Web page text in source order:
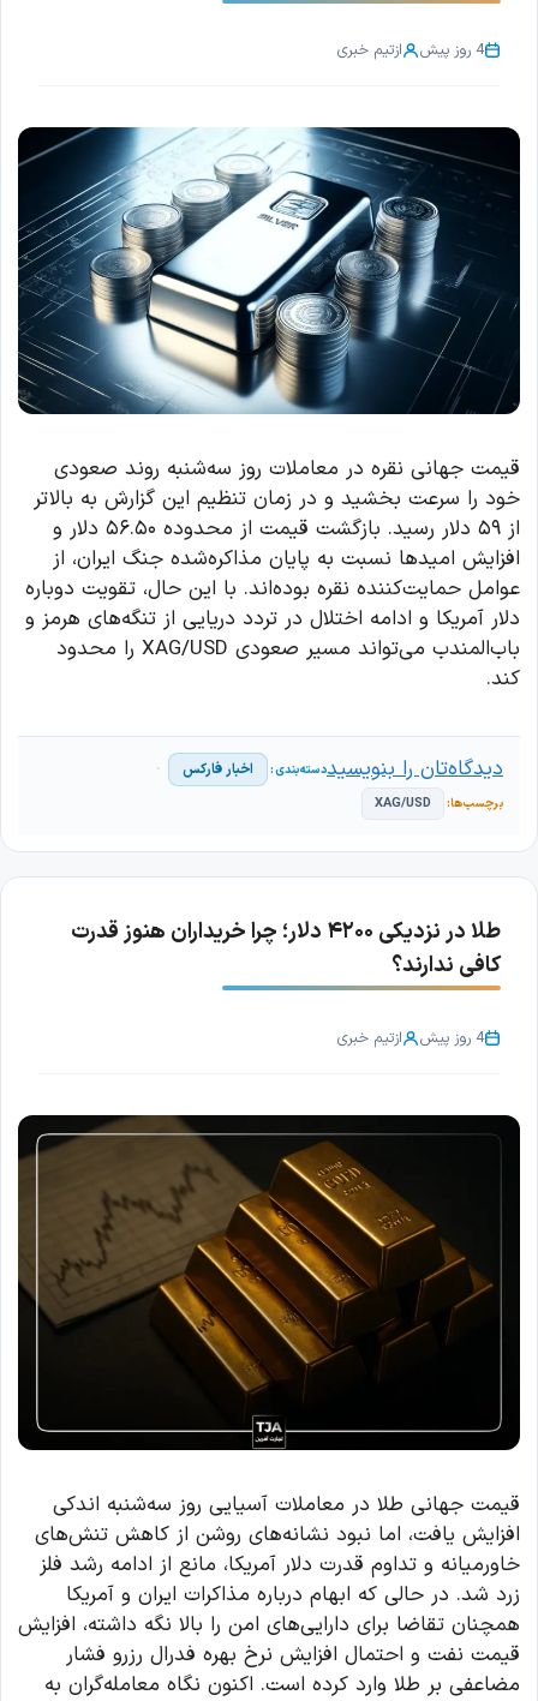
4 روز پیش ازتیم خبری
قیمت جهانی نقره در معاملات روز سه‌شنبه روند صعودی
خود را سرعت بخشید و در زمان تنظیم این گزارش به بالاتر
از ۵۹ دلار رسید. بازگشت قیمت از محدوده ۵۶.۵۰ دلار و
افزایش امیدها نسبت به پایان مذاکره‌شده جنگ ایران، از
عوامل حمایت‌کننده نقره بوده‌اند. با این حال، تقویت دوباره
دلار آمریکا و ادامه اختلال در تردد دریایی از تنگه‌های هرمز و
باب‌المندب می‌تواند مسیر صعودی XAG/USD را محدود
کند.
اخبار فارکس
XAG/USD
دیدگاه‌تان را بنویسید
طلا در نزدیکی ۴۲۰۰ دلار؛ چرا خریداران هنوز قدرت
کافی ندارند؟
4 روز پیش ازتیم خبری
قیمت جهانی طلا در معاملات آسیایی روز سه‌شنبه اندکی
افزایش یافت، اما نبود نشانه‌های روشن از کاهش تنش‌های
خاورمیانه و تداوم قدرت دلار آمریکا، مانع از ادامه رشد فلز
زرد شد. در حالی که ابهام درباره مذاکرات ایران و آمریکا
همچنان تقاضا برای دارایی‌های امن را بالا نگه داشته، افزایش
قیمت نفت و احتمال افزایش نرخ بهره فدرال رزرو فشار
مضاعفی بر طلا وارد کرده است. اکنون نگاه معامله‌گران به